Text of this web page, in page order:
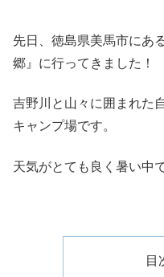
先日、徳島県美馬市にあ
郷』に行ってきました！
吉野川と山々に囲まれた
キャンプ場です。
天気がとても良く暑い中
目